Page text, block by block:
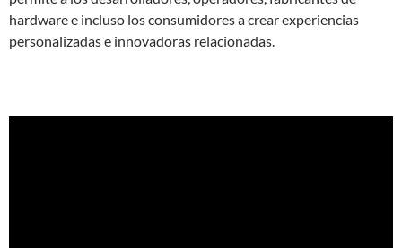
hardware e incluso los consumidores a crear experiencias
personalizadas e innovadoras relacionadas.